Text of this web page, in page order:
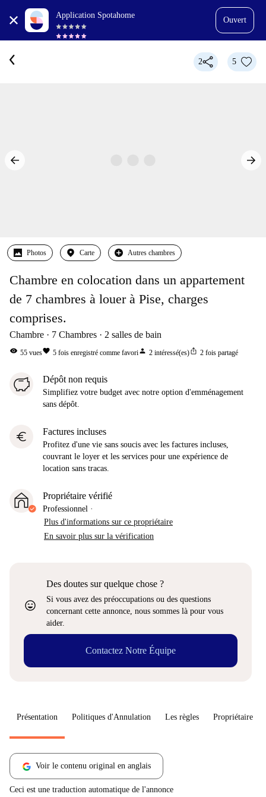
Application Spotahome
Ouvert
2 5
Photos Carte Autres chambres
Chambre en colocation dans un appartement
de 7 chambres à louer à Pise, charges
comprises.
Chambre 7 Chambres 2 salles de bain
visibility 55 vuesfavorite 5 fois enregistré comme favoriperson 2 intéressé(es)ios_share 2 fois partagé
Dépôt non requis
Simplifiez votre budget avec notre option d'emménagement
sans dépôt.
euro Factures incluses
Profitez d'une vie sans soucis avec les factures incluses,
couvrant le loyer et les services pour une expérience de
location sans tracas.
Propriétaire vérifié
Professionnel ·
Plus d'informations sur ce propriétaire
En savoir plus sur la vérification
sentiment_very_satisfied
Des doutes sur quelque chose ?
Si vous avez des préoccupations ou des questions
concernant cette annonce, nous sommes là pour vous
aider.
Contactez Notre Équipe
Présentation Politiques d'Annulation Les règles Propriétaire
Voir le contenu original en anglais
Ceci est une traduction automatique de l'annonce